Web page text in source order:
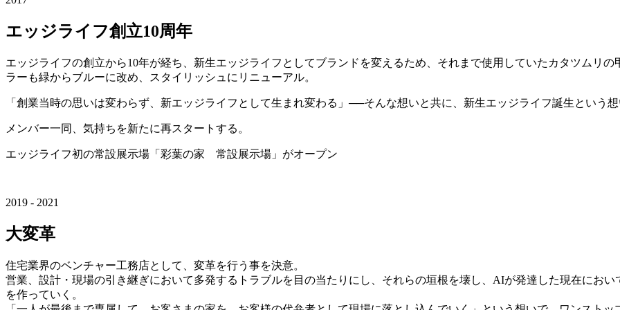
エッジライフ創立10周年
エッジライフの創立から10年が経ち、新生エッジライフとしてブランドを変えるため、それまで使用していたカタツムリ
ラーも緑からブルーに改め、スタイリッシュにリニューアル。
「創業当時の思いは変わらず、新エッジライフとして生まれ変わる」──そんな想いと共に、新生エッジライフ誕生という
メンバー一同、気持ちを新たに再スタートする。
エッジライフ初の常設展示場「彩葉の家 常設展示場」がオープン
2019 - 2021
大変革
住宅業界のベンチャー工務店として、変革を行う事を決意。
営業、設計・現場の引き継ぎにおいて多発するトラブルを目の当たりにし、それらの垣根を壊し、AIが発達した現在にお
を作っていく。